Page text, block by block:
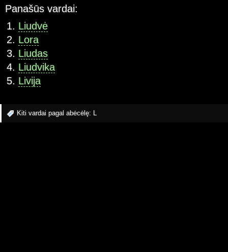
Panašūs vardai:
Liudvė
Lora
Liudas
Liudvika
Livija
Kiti vardai pagal abėcėlę: L